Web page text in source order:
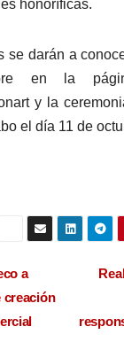
honoríficas.
se darán a
en la
y la
el día 11 de
a
creación